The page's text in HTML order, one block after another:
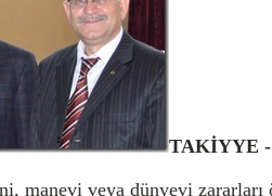
TAKİYYE
manevi veya dünyevi